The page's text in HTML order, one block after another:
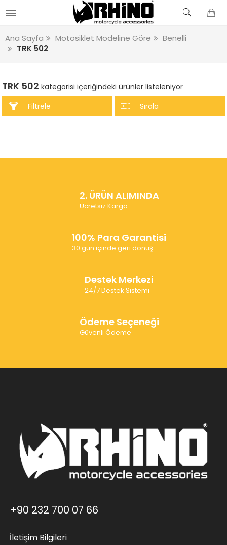
Ana Sayfa Motosiklet Modeline Göre
Benelli
TRK 502
TRK 502 kategorisi içeriğindeki ürünler listeleniyor
Filtrele
Sırala
2. ÜRÜN ALIMINDA
Ücretsiz Kargo
100% Para Garantisi
30 gün içinde geri dönüş
Destek Merkezi
24/7 Destek Sistemi
Ödeme Seçeneği
Güvenli Ödeme
+90 232 700 07 66
İletişim Bilgileri